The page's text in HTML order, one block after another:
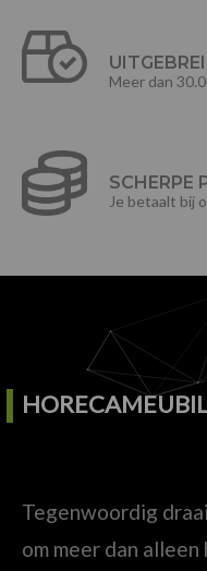
Meer dan
SCHERPE
Je betaalt bij
Tegenwoordig
om meer dan